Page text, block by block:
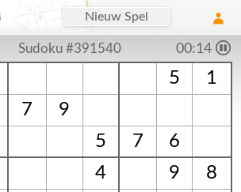
Nieuw Spel
Sudoku #391540 00:15
5
1
7
9
5 7
6
4 9
8